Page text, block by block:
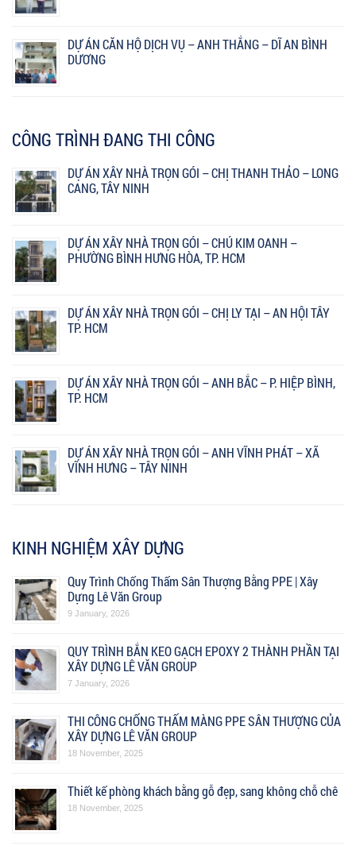
DỰ ÁN CĂN HỘ DỊCH VỤ – ANH THẮNG – DĨ AN BÌNH
DƯƠNG
CÔNG TRÌNH ĐANG THI CÔNG
DỰ ÁN XÂY NHÀ TRỌN GÓI – CHỊ THANH THẢO – LONG
CANG, TÂY NINH
DỰ ÁN XÂY NHÀ TRỌN GÓI – CHÚ KIM OANH –
PHƯỜNG BÌNH HƯNG HÒA, TP. HCM
DỰ ÁN XÂY NHÀ TRỌN GÓI – CHỊ LY TẠI – AN HỘI TÂY
TP. HCM
DỰ ÁN XÂY NHÀ TRỌN GÓI – ANH BẮC – P. HIỆP BÌNH,
TP. HCM
DỰ ÁN XÂY NHÀ TRỌN GÓI – ANH VĨNH PHÁT – XÃ
VĨNH HƯNG – TÂY NINH
KINH NGHIỆM XÂY DỰNG
Quy Trình Chống Thấm Sân Thượng Bằng PPE | Xây
Dựng Lê Văn Group
9 January, 2026
QUY TRÌNH BẮN KEO GẠCH EPOXY 2 THÀNH PHẦN TẠI
XÂY DỰNG LÊ VĂN GROUP
7 January, 2026
THI CÔNG CHỐNG THẤM MÀNG PPE SÂN THƯỢNG CỦA
XÂY DỰNG LÊ VĂN GROUP
18 November, 2025
Thiết kế phòng khách bằng gỗ đẹp, sang không chỗ chê
18 November, 2025